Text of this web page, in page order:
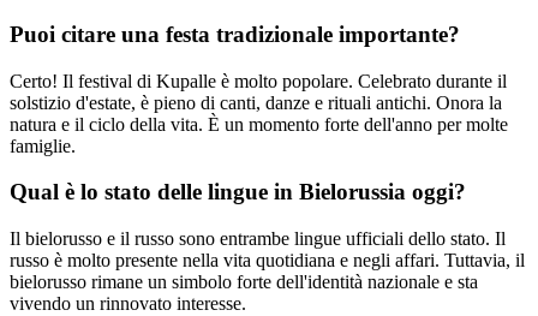
Puoi citare una festa tradizionale importante?
Certo! Il festival di Kupalle è molto popolare. Celebrato durante il
solstizio d'estate, è pieno di canti, danze e rituali antichi. Onora la
natura e il ciclo della vita. È un momento forte dell'anno per molte
famiglie.
Qual è lo stato delle lingue in Bielorussia oggi?
Il bielorusso e il russo sono entrambe lingue ufficiali dello stato. Il
russo è molto presente nella vita quotidiana e negli affari. Tuttavia, il
bielorusso rimane un simbolo forte dell'identità nazionale e sta
vivendo un rinnovato interesse.